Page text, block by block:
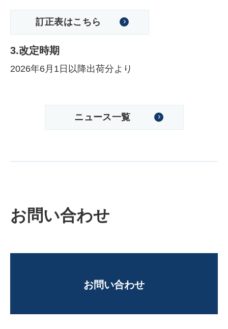
訂正表はこちら
3.改定時期
2026年6月1日以降出荷分より
ニュース一覧
お問い合わせ
お問い合わせ